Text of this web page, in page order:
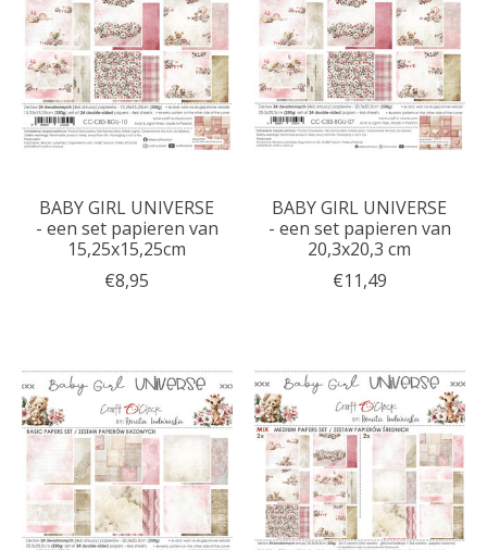
BABY GIRL UNIVERSE
- een set papieren van
15,25x15,25cm
€8,95
BABY GIRL UNIVERSE
- een set papieren van
20,3x20,3 cm
€11,49